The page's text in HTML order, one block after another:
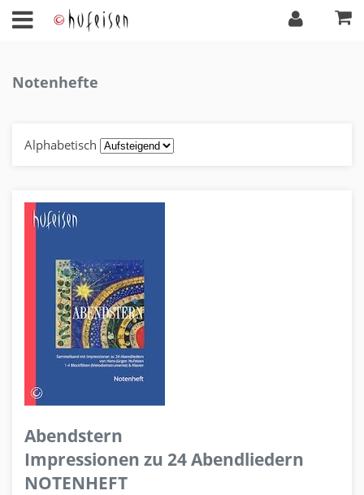
Notenhefte
Alphabetisch
Abendstern
Impressionen zu 24 Abendliedern
NOTENHEFT